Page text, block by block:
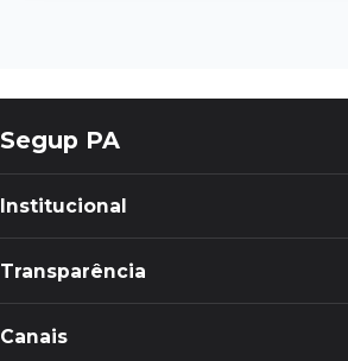
Segup PA
Institucional
Transparência
Canais